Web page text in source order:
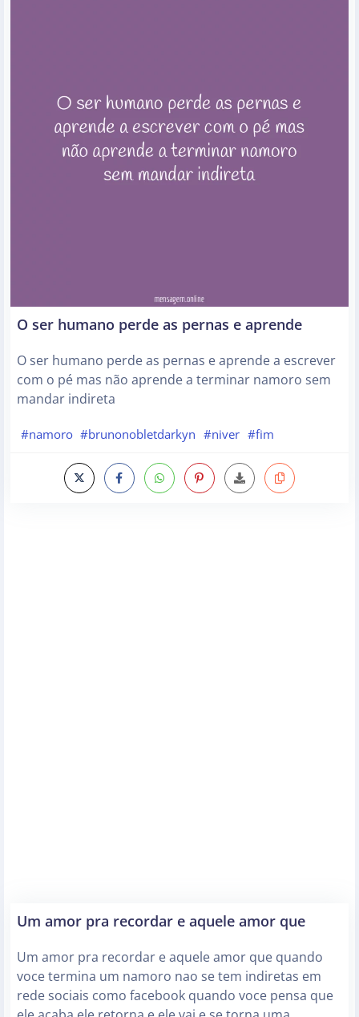
O ser humano perde as pernas e aprende
O ser humano perde as pernas e aprende a escrever
com o pé mas não aprende a terminar namoro sem
mandar indireta
#namoro #brunonobletdarkyn #niver #fim
Um amor pra recordar e aquele amor que
Um amor pra recordar e aquele amor que quando
voce termina um namoro nao se tem indiretas em
rede sociais como facebook quando voce pensa que